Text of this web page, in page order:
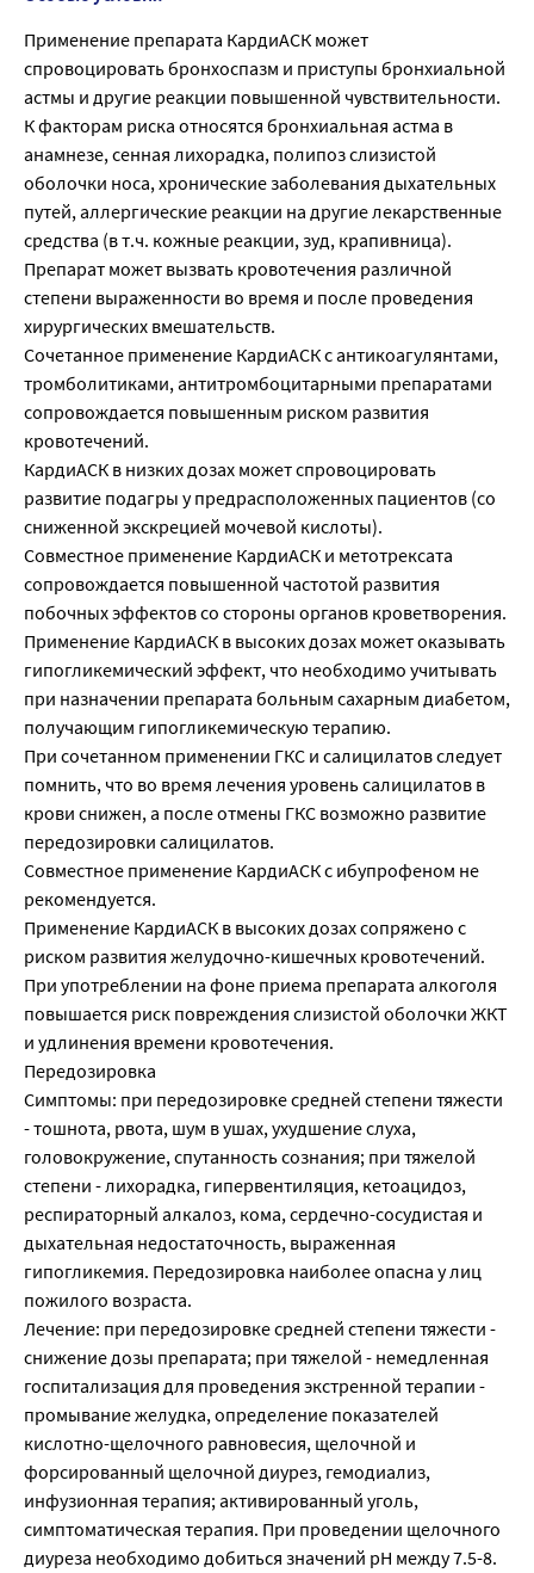
Применение препарата КардиАСК может
спровоцировать бронхоспазм и приступы бронхиальной
астмы и другие реакции повышенной чувствительности.
К факторам риска относятся бронхиальная астма в
анамнезе, сенная лихорадка, полипоз слизистой
оболочки носа, хронические заболевания дыхательных
путей, аллергические реакции на другие лекарственные
средства (в т.ч. кожные реакции, зуд, крапивница).
Препарат может вызвать кровотечения различной
степени выраженности во время и после проведения
хирургических вмешательств.
Сочетанное применение КардиАСК с антикоагулянтами,
тромболитиками, антитромбоцитарными препаратами
сопровождается повышенным риском развития
кровотечений.
КардиАСК в низких дозах может спровоцировать
развитие подагры у предрасположенных пациентов (со
сниженной экскрецией мочевой кислоты).
Совместное применение КардиАСК и метотрексата
сопровождается повышенной частотой развития
побочных эффектов со стороны органов кроветворения.
Применение КардиАСК в высоких дозах может оказывать
гипогликемический эффект, что необходимо учитывать
при назначении препарата больным сахарным диабетом,
получающим гипогликемическую терапию.
При сочетанном применении ГКС и салицилатов следует
помнить, что во время лечения уровень салицилатов в
крови снижен, а после отмены ГКС возможно развитие
передозировки салицилатов.
Совместное применение КардиАСК с ибупрофеном не
рекомендуется.
Применение КардиАСК в высоких дозах сопряжено с
риском развития желудочно-кишечных кровотечений.
При употреблении на фоне приема препарата алкоголя
повышается риск повреждения слизистой оболочки ЖКТ
и удлинения времени кровотечения.
Передозировка
Симптомы: при передозировке средней степени тяжести
- тошнота, рвота, шум в ушах, ухудшение слуха,
головокружение, спутанность сознания; при тяжелой
степени - лихорадка, гипервентиляция, кетоацидоз,
респираторный алкалоз, кома, сердечно-сосудистая и
дыхательная недостаточность, выраженная
гипогликемия. Передозировка наиболее опасна у лиц
пожилого возраста.
Лечение: при передозировке средней степени тяжести -
снижение дозы препарата; при тяжелой - немедленная
госпитализация для проведения экстренной терапии -
промывание желудка, определение показателей
кислотно-щелочного равновесия, щелочной и
форсированный щелочной диурез, гемодиализ,
инфузионная терапия; активированный уголь,
симптоматическая терапия. При проведении щелочного
диуреза необходимо добиться значений рН между 7.5-8.